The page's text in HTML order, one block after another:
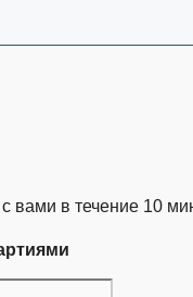
вами в течение 10